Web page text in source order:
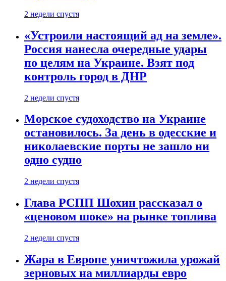
2 недели спустя
«Устроили настоящий ад на земле».
Россия нанесла очередные удары
по целям на Украине. Взят под
контроль город в ДНР
2 недели спустя
Морское судоходство на Украине
остановилось. За день в одесские и
николаевские порты не зашло ни
одно судно
2 недели спустя
Глава РСПП Шохин рассказал о
«ценовом шоке» на рынке топлива
2 недели спустя
Жара в Европе уничтожила урожай
зерновых на миллиарды евро